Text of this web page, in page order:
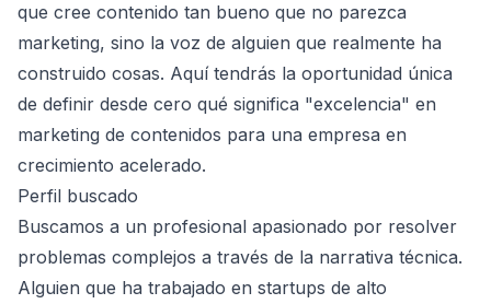
que cree contenido tan bueno que no parezca
marketing, sino la voz de alguien que realmente ha
construido cosas. Aquí tendrás la oportunidad única
de definir desde cero qué significa "excelencia" en
marketing de contenidos para una empresa en
crecimiento acelerado.
Perfil buscado
Buscamos a un profesional apasionado por resolver
problemas complejos a través de la narrativa técnica.
Alguien que ha trabajado en startups de alto